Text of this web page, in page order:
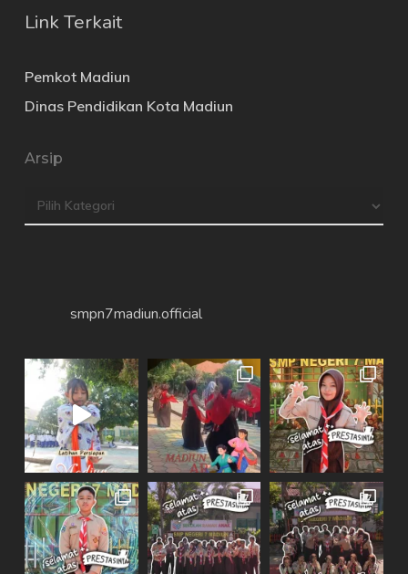
Link Terkait
Pemkot Madiun
Dinas Pendidikan Kota Madiun
Arsip
Arsip
smpn7madiun.official